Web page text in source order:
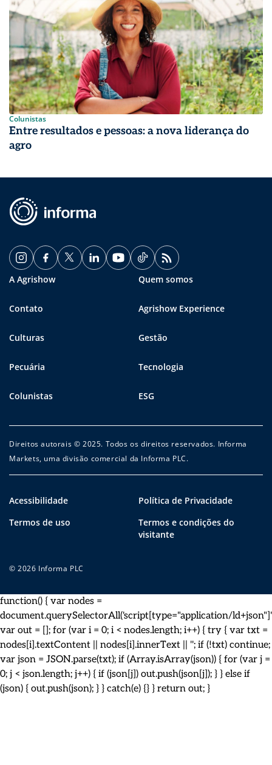
Colunistas
Entre resultados e pessoas: a nova liderança do
agro
A Agrishow Quem somos
Contato Agrishow Experience
Culturas Gestão
Pecuária Tecnologia
Colunistas ESG
Direitos autorais © 2025. Todos os direitos reservados. Informa
Markets, uma divisão comercial da Informa PLC.
Acessibilidade
Política de Privacidade
Termos de uso
Termos e condições do
visitante
© 2026 Informa PLC
function() { var nodes =
document.querySelectorAll('script[type="application/
var out = []; for (var i = 0; i < nodes.length; i++) { try { var txt =
nodes[i].textContent || nodes[i].innerText || ''; if (!txt) continue;
var json = JSON.parse(txt); if (Array.isArray(json)) { for (var j =
0; j < json.length; j++) { if (json[j]) out.push(json[j]); } } else if
(json) { out.push(json); } } catch(e) {} } return out; }